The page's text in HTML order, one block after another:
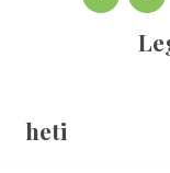
heti